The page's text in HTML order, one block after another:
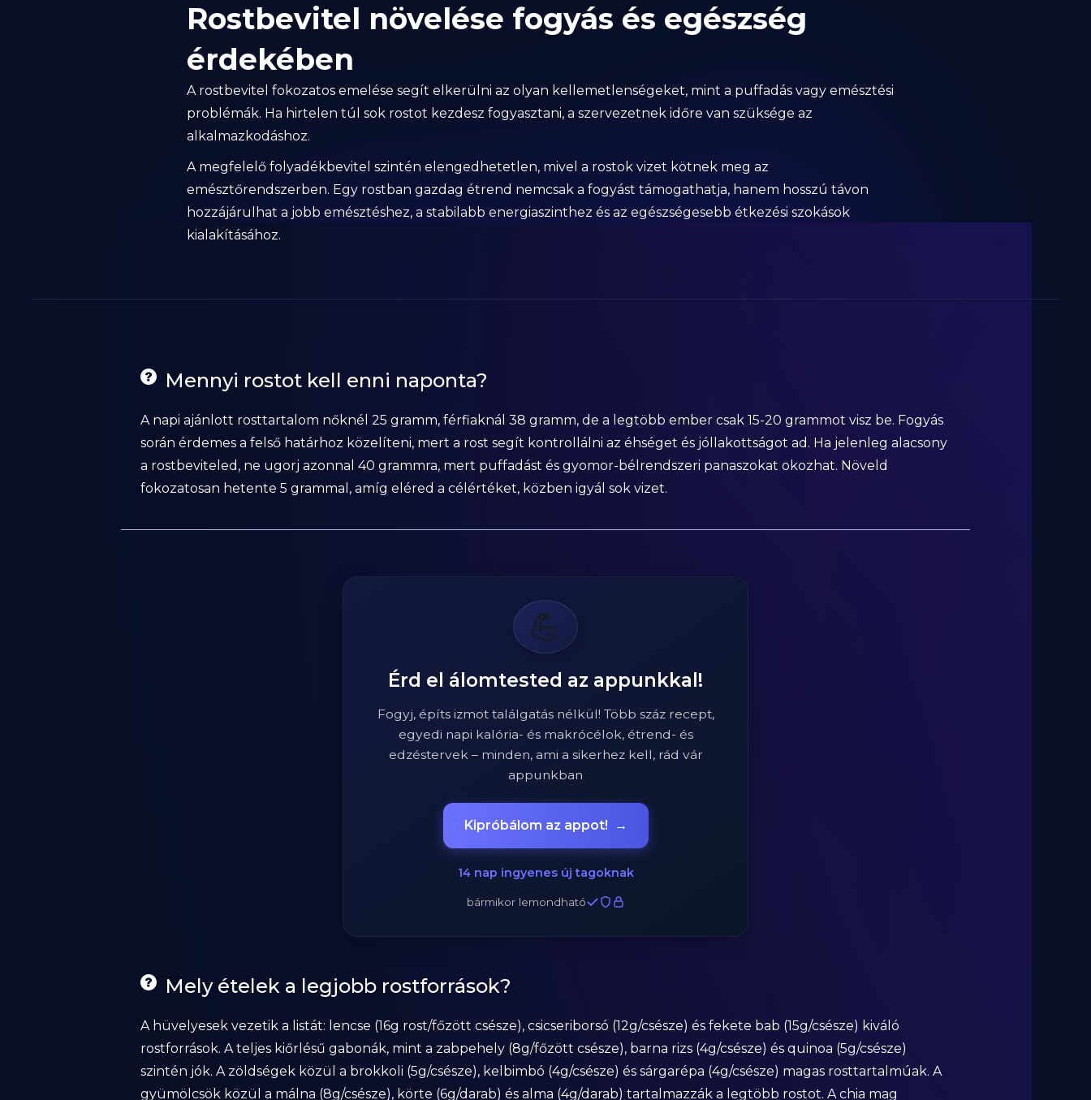
Rostbevitel növelése fogyás és egészség
érdekében
A rostbevitel fokozatos emelése segít elkerülni az olyan kellemetlenségeket, mint a puffadás vagy emésztési
problémák. Ha hirtelen túl sok rostot kezdesz fogyasztani, a szervezetnek időre van szüksége az
alkalmazkodáshoz.
A megfelelő folyadékbevitel szintén elengedhetetlen, mivel a rostok vizet kötnek meg az
emésztőrendszerben. Egy rostban gazdag étrend nemcsak a fogyást támogathatja, hanem hosszú távon
hozzájárulhat a jobb emésztéshez, a stabilabb energiaszinthez és az egészségesebb étkezési szokások
kialakításához.
Mennyi rostot kell enni naponta?
A napi ajánlott rosttartalom nőknél 25 gramm, férfiaknál 38 gramm, de a legtöbb ember csak 15-20 grammot visz be. Fogyás
során érdemes a felső határhoz közelíteni, mert a rost segít kontrollálni az éhséget és jóllakottságot ad. Ha jelenleg alacsony
a rostbeviteled, ne ugorj azonnal 40 grammra, mert puffadást és gyomor-bélrendszeri panaszokat okozhat. Növeld
fokozatosan hetente 5 grammal, amíg eléred a célértéket, közben igyál sok vizet.
💪
Érd el álomtested az appunkkal!
Fogyj, építs izmot találgatás nélkül! Több száz recept,
egyedi napi kalória- és makrócélok, étrend- és
edzéstervek – minden, ami a sikerhez kell, rád vár
appunkban
Kipróbálom az appot! →
14 nap ingyenes új tagoknak
bármikor lemondható
Mely ételek a legjobb rostforrások?
A hüvelyesek vezetik a listát: lencse (16g rost/főzött csésze), csicseriborsó (12g/csésze) és fekete bab (15g/csésze) kiváló
rostforrások. A teljes kiőrlésű gabonák, mint a zabpehely (8g/főzött csésze), barna rizs (4g/csésze) és quinoa (5g/csésze)
szintén jók. A zöldségek közül a brokkoli (5g/csésze), kelbimbó (4g/csésze) és sárgarépa (4g/csésze) magas rosttartalmúak. A
gyümölcsök közül a málna (8g/csésze), körte (6g/darab) és alma (4g/darab) tartalmazzák a legtöbb rostot. A chia mag